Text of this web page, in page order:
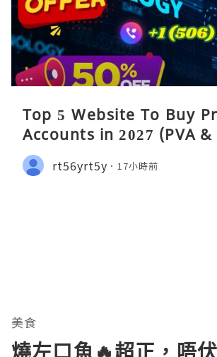
Top 5 Website To Buy
Accounts in 2027 (PVA &
rt56yrt5y 17小時前
美食
燒左口魚🔥超正，唔